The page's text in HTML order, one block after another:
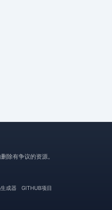
除有争议的资源。
成器 GITHUB项目